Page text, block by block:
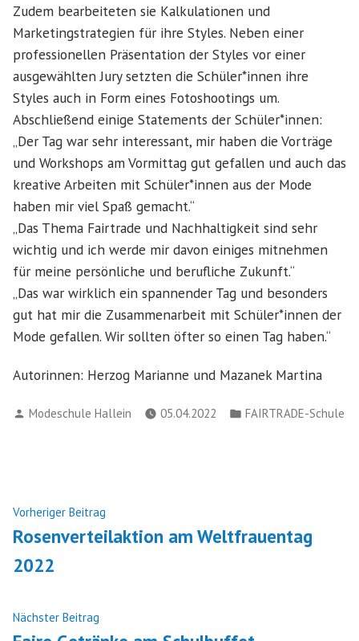
Zudem bearbeiteten sie Kalkulationen und
Marketingstrategien für ihre Styles. Neben einer
professionellen Präsentation der Styles vor einer
ausgewählten Jury setzten die Schüler*innen ihre
Styles auch in Form eines Fotoshootings um.
Abschließend einige Statements der Schüler*innen:
„Der Tag war sehr interessant, mir haben die Vorträge
und Workshops am Vormittag gut gefallen und auch das
kreative Arbeiten mit Schüler*innen aus der Mode
haben mir viel Spaß gemacht.“
„Das Thema Fairtrade und Nachhaltigkeit sind sehr
wichtig und ich werde mir davon einiges mitnehmen
für meine persönliche und berufliche Zukunft.“
„Das war wirklich ein spannender Tag und besonders
gut hat mir die Zusammenarbeit mit Schüler*innen der
Mode gefallen. Wir sollten öfter so einen Tag haben.“
Autorinnen: Herzog Marianne und Mazanek Martina
Verfasst
Modeschule Hallein 05.04.2022
Veröffentlicht
FAIRTRADE-Schule
Beitragsnavigation
Vorheriger Beitrag
Beitrag:
Rosenverteilaktion am Weltfrauentag
2022
Nächster Beitrag
Beitrag: